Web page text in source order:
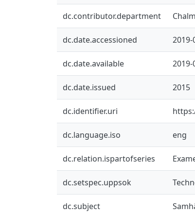
dc.contributor.department
dc.date.accessioned 2019-
dc.date.available 2019-
dc.date.issued 2015
dc.identifier.uri
dc.language.iso eng
dc.relation.ispartofseries
dc.setspec.uppsok
dc.subject